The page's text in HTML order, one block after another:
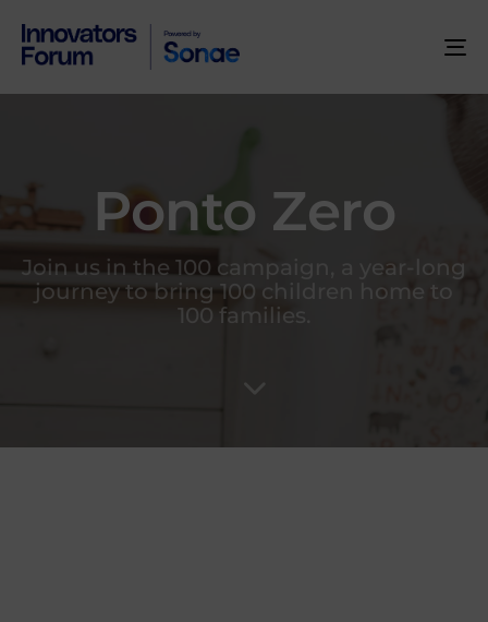
Ponto Zero
Join us in the 100 campaign, a year-long
journey to bring 100 children home to
100 families.